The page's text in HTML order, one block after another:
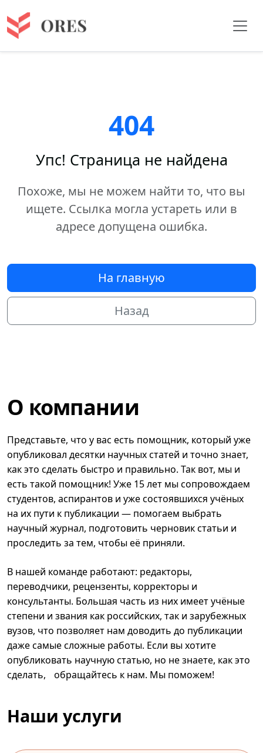
404
Упс! Страница не найдена
Похоже, мы не можем найти то, что вы
ищете. Ссылка могла устареть или в
адресе допущена ошибка.
На главную
Назад
О компании
Представьте, что у вас есть помощник, который уже
опубликовал десятки научных статей и точно знает,
как это сделать быстро и правильно. Так вот, мы и
есть такой помощник! Уже 15 лет мы сопровождаем
студентов, аспирантов и уже состоявшихся учёных
на их пути к публикации — помогаем выбрать
научный журнал, подготовить черновик статьи и
проследить за тем, чтобы её приняли.
В нашей команде работают: редакторы,
переводчики, рецензенты, корректоры и
консультанты. Большая часть из них имеет учёные
степени и звания как российских, так и зарубежных
вузов, что позволяет нам доводить до публикации
даже самые сложные работы. Если вы хотите
опубликовать научную статью, но не знаете, как это
сделать, обращайтесь к нам. Мы поможем!
Наши услуги